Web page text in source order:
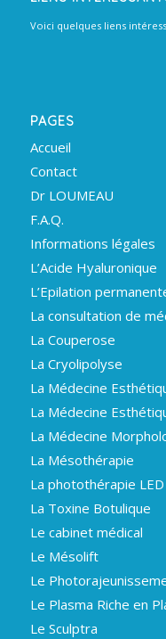
Voici quelques liens
PAGES
Accueil
Contact
Dr LOUMEAU
F.A.Q.
Informations légales
L’Acide Hyaluronique
L’Epilation
La consultation de
La Couperose
La Cryolipolyse
La Médecine
La Médecine
La Médecine
La Mésothérapie
La photothérapie LED
La Toxine Botulique
Le cabinet médical
Le Mésolift
Le
Le Plasma Riche en
Le Sculptra